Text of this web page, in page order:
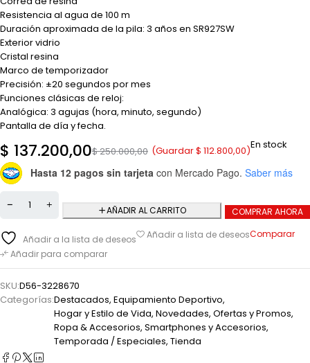
Resistencia al agua de 100 m
Duración aproximada de la pila: 3 años en SR927SW
Exterior vidrio
Cristal resina
Marco de temporizador
Precisión: ±20 segundos por mes
Funciones clásicas de reloj:
Analógica: 3 agujas (hora, minuto, segundo)
Pantalla de día y fecha.
$250.000,00
$ 137.200,00 (Guardar$ 112.800,00)En stock
Hasta 12 pagos sin tarjeta con Mercado Pago. Saber más
AÑADIR AL CARRITO COMPRAR AHORA
Añadir a la lista de deseos Añadir a lista de deseosComparar
Añadir para comparar
SKU:D56-3228670
Categorías:Destacados, Equipamiento Deportivo,
Hogar y Estilo de Vida, Novedades, Ofertas y Promos,
Ropa & Accesorios, Smartphones y Accesorios,
Temporada / Especiales, Tienda